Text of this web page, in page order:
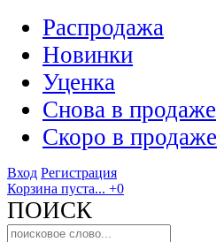
Распродажа
Новинки
Уценка
Снова в продаже
Скоро в продаже
Вход Регистрация
Корзина пуста... +0
ПОИСК